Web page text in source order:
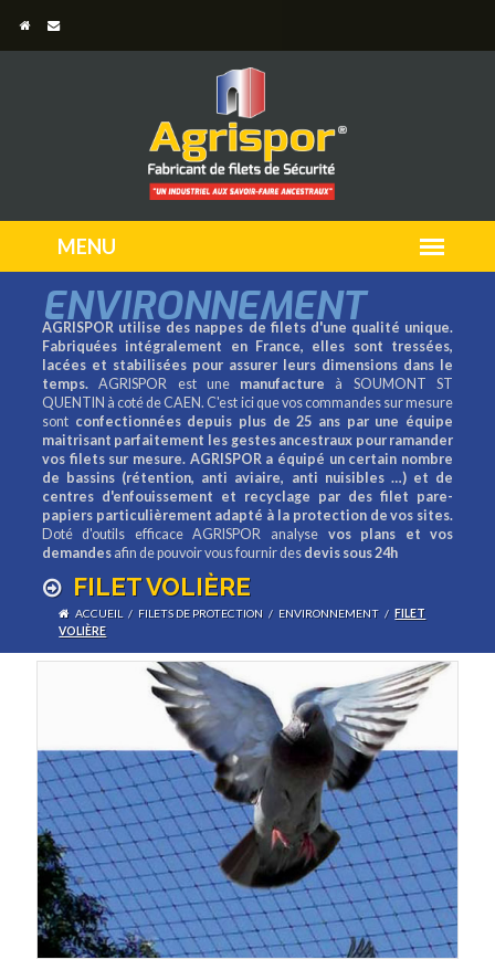
ENVIRONNEMENT
AGRISPOR utilise des nappes de filets d'une qualité unique.
Fabriquées intégralement en France, elles sont tressées,
lacées et stabilisées pour assurer leurs dimensions dans le
temps.AGRISPOR est une manufacture à SOUMONT ST
QUENTIN à coté de CAEN. C'est ici que vos commandes sur mesure
sont confectionnées depuis plus de 25 ans par une équipe
maitrisant parfaitement les gestes ancestraux pour ramander
vos filets sur mesure. AGRISPOR a équipé un certain nombre
de bassins (rétention, anti aviaire, anti nuisibles …) et de
centres d'enfouissement et recyclage par des filet pare-
papiers particulièrement adapté à la protection de vos sites.
Doté d'outils efficace AGRISPOR analyse vos plans et vos
demandesafin de pouvoir vous fournir des devis sous 24h
FILET VOLIÈRE
ACCUEIL / FILETS DE PROTECTION / ENVIRONNEMENT / FILET
VOLIÈRE